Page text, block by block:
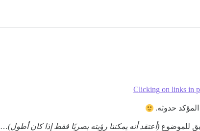
Clicking on links in
حدوثه.
للموضوع (أعتقد أنه يمكننا رؤيته بصريًا فقط إذا كان أطول)…